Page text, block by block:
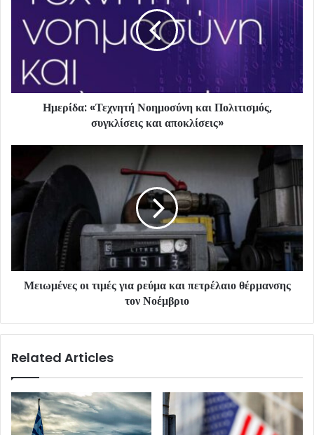
Ημερίδα: «Τεχνητή Νοημοσύνη και Πολιτισμός,
συγκλίσεις και αποκλίσεις»
Μειωμένες οι τιμές για ρεύμα και πετρέλαιο θέρμανσης
τον Νοέμβριο
Related Articles